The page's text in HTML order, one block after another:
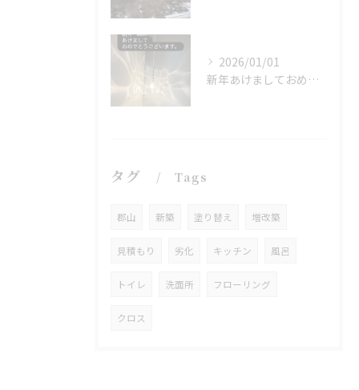
2026/01/01
新年あけましておめでとうございます🎍
タグ Tags
郡山 新築 塗り替え 増改築
見積もり 劣化 キッチン 風呂
トイレ 洗面所 フローリング
クロス